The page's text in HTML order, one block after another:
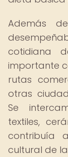
Además
cotidiana
importante
rutas
otras
Se
textiles,
contribuía
cultural de